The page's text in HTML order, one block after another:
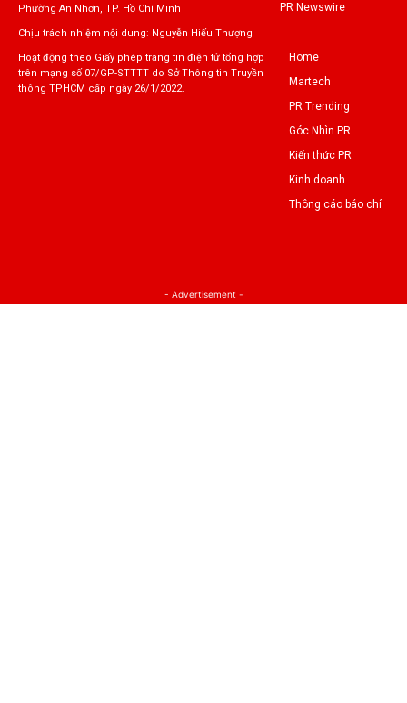
Phường An Nhơn, TP. Hồ Chí Minh
Chịu trách nhiệm nội dung: Nguyễn Hiếu Thượng
Hoạt động theo Giấy phép trang tin điện tử tổng hợp
trên mạng số 07/GP-STTTT do Sở Thông tin Truyền
thông TPHCM cấp ngày 26/1/2022.
PR Newswire
Home
Martech
PR Trending
Góc Nhìn PR
Kiến thức PR
Kinh doanh
Thông cáo báo chí
- Advertisement -